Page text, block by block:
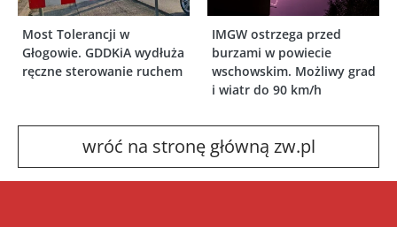
Most Tolerancji w
Głogowie. GDDKiA wydłuża
ręczne sterowanie ruchem
IMGW ostrzega przed
burzami w powiecie
wschowskim. Możliwy grad
i wiatr do 90 km/h
wróć na stronę główną zw.pl